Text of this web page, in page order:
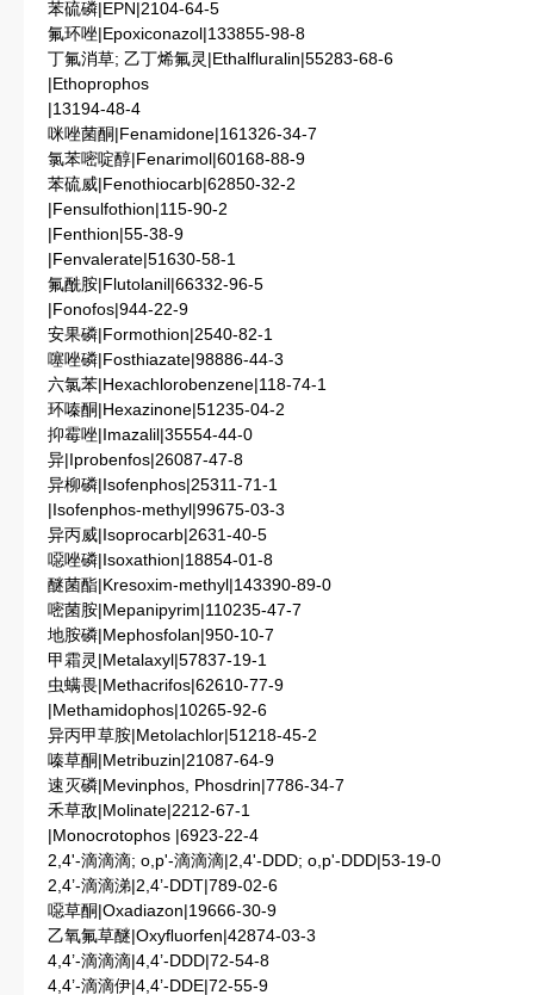
苯硫磷|EPN|2104-64-5
氟环唑|Epoxiconazol|133855-98-8
丁氟消草; 乙丁烯氟灵|Ethalfluralin|55283-68-6
|Ethoprophos
|13194-48-4
咪唑菌酮|Fenamidone|161326-34-7
氯苯嘧啶醇|Fenarimol|60168-88-9
苯硫威|Fenothiocarb|62850-32-2
|Fensulfothion|115-90-2
|Fenthion|55-38-9
|Fenvalerate|51630-58-1
氟酰胺|Flutolanil|66332-96-5
|Fonofos|944-22-9
安果磷|Formothion|2540-82-1
噻唑磷|Fosthiazate|98886-44-3
六氯苯|Hexachlorobenzene|118-74-1
环嗪酮|Hexazinone|51235-04-2
抑霉唑|Imazalil|35554-44-0
异|Iprobenfos|26087-47-8
异柳磷|Isofenphos|25311-71-1
|Isofenphos-methyl|99675-03-3
异丙威|Isoprocarb|2631-40-5
噁唑磷|Isoxathion|18854-01-8
醚菌酯|Kresoxim-methyl|143390-89-0
嘧菌胺|Mepanipyrim|110235-47-7
地胺磷|Mephosfolan|950-10-7
甲霜灵|Metalaxyl|57837-19-1
虫螨畏|Methacrifos|62610-77-9
|Methamidophos|10265-92-6
异丙甲草胺|Metolachlor|51218-45-2
嗪草酮|Metribuzin|21087-64-9
速灭磷|Mevinphos, Phosdrin|7786-34-7
禾草敌|Molinate|2212-67-1
|Monocrotophos |6923-22-4
2,4'-滴滴滴; o,p'-滴滴滴|2,4'-DDD; o,p'-DDD|53-19-0
2,4’-滴滴涕|2,4’-DDT|789-02-6
噁草酮|Oxadiazon|19666-30-9
乙氧氟草醚|Oxyﬂuorfen|42874-03-3
4,4’-滴滴滴|4,4’-DDD|72-54-8
4,4’-滴滴伊|4,4’-DDE|72-55-9